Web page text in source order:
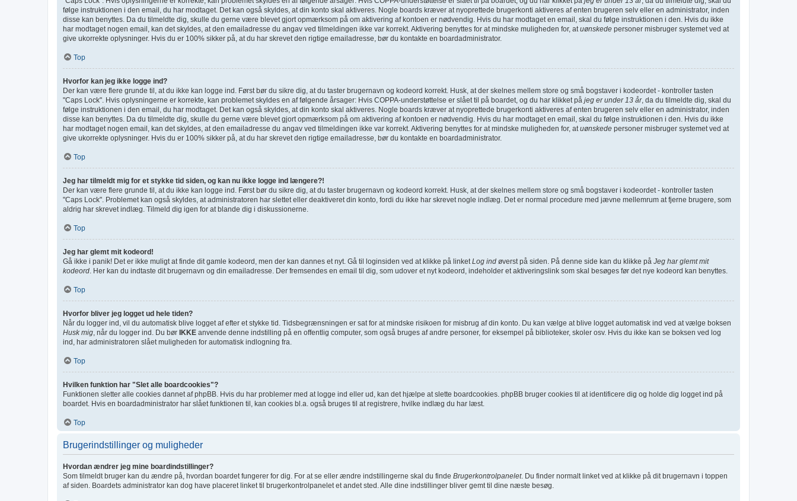
følge instruktionen i den email, du har modtaget. Det kan også skyldes, at din konto skal aktiveres. Nogle boards kræver at nyoprettede brugerkonti aktiveres af enten brugeren selv eller en administrator, inden
disse kan benyttes. Da du tilmeldte dig, skulle du gerne være blevet gjort opmærksom på om aktivering af kontoen er nødvendig. Hvis du har modtaget en email, skal du følge instruktionen i den. Hvis du ikke
har modtaget nogen email, kan det skyldes, at den emailadresse du angav ved tilmeldingen ikke var korrekt. Aktivering benyttes for at mindske muligheden for, at uønskede personer misbruger systemet ved at
give ukorrekte oplysninger. Hvis du er 100% sikker på, at du har skrevet den rigtige emailadresse, bør du kontakte en boardadministrator.
Top
Hvorfor kan jeg ikke logge ind?
Der kan være flere grunde til, at du ikke kan logge ind. Først bør du sikre dig, at du taster brugernavn og kodeord korrekt. Husk, at der skelnes mellem store og små bogstaver i kodeordet - kontroller tasten
"Caps Lock". Hvis oplysningerne er korrekte, kan problemet skyldes en af følgende årsager: Hvis COPPA-understøttelse er slået til på boardet, og du har klikket på jeg er under 13 år, da du tilmeldte dig, skal du
følge instruktionen i den email, du har modtaget. Det kan også skyldes, at din konto skal aktiveres. Nogle boards kræver at nyoprettede brugerkonti aktiveres af enten brugeren selv eller en administrator, inden
disse kan benyttes. Da du tilmeldte dig, skulle du gerne være blevet gjort opmærksom på om aktivering af kontoen er nødvendig. Hvis du har modtaget en email, skal du følge instruktionen i den. Hvis du ikke
har modtaget nogen email, kan det skyldes, at den emailadresse du angav ved tilmeldingen ikke var korrekt. Aktivering benyttes for at mindske muligheden for, at uønskede personer misbruger systemet ved at
give ukorrekte oplysninger. Hvis du er 100% sikker på, at du har skrevet den rigtige emailadresse, bør du kontakte en boardadministrator.
Top
Jeg har tilmeldt mig for et stykke tid siden, og kan nu ikke logge ind længere?!
Der kan være flere grunde til, at du ikke kan logge ind. Først bør du sikre dig, at du taster brugernavn og kodeord korrekt. Husk, at der skelnes mellem store og små bogstaver i kodeordet - kontroller tasten
"Caps Lock". Problemet kan også skyldes, at administratoren har slettet eller deaktiveret din konto, fordi du ikke har skrevet nogle indlæg. Det er normal procedure med jævne mellemrum at fjerne brugere, som
aldrig har skrevet indlæg. Tilmeld dig igen for at blande dig i diskussionerne.
Top
Jeg har glemt mit kodeord!
Gå ikke i panik! Det er ikke muligt at finde dit gamle kodeord, men der kan dannes et nyt. Gå til loginsiden ved at klikke på linket Log ind øverst på siden. På denne side kan du klikke på Jeg har glemt mit
kodeord . Her kan du indtaste dit brugernavn og din emailadresse. Der fremsendes en email til dig, som udover et nyt kodeord, indeholder et aktiveringslink som skal besøges før det nye kodeord kan benyttes.
Top
Hvorfor bliver jeg logget ud hele tiden?
Når du logger ind, vil du automatisk blive logget af efter et stykke tid. Tidsbegrænsningen er sat for at mindske risikoen for misbrug af din konto. Du kan vælge at blive logget automatisk ind ved at vælge boksen
Husk mig , når du logger ind. Du bør IKKE anvende denne indstilling på en offentlig computer, som også bruges af andre personer, for eksempel på biblioteker, skoler osv. Hvis du ikke kan se boksen ved log
ind, har administratoren slået muligheden for automatisk indlogning fra.
Top
Hvilken funktion har "Slet alle boardcookies"?
Funktionen sletter alle cookies dannet af phpBB. Hvis du har problemer med at logge ind eller ud, kan det hjælpe at slette boardcookies. phpBB bruger cookies til at identificere dig og holde dig logget ind på
boardet. Hvis en boardadministrator har slået funktionen til, kan cookies bl.a. også bruges til at registrere, hvilke indlæg du har læst.
Top
Brugerindstillinger og muligheder
Hvordan ændrer jeg mine boardindstillinger?
Som tilmeldt bruger kan du ændre på, hvordan boardet fungerer for dig. For at se eller ændre indstillingerne skal du finde Brugerkontrolpanelet. Du finder normalt linket ved at klikke på dit brugernavn i toppen
af siden. Boardets administrator kan dog have placeret linket til brugerkontrolpanelet et andet sted. Alle dine indstillinger bliver gemt til dine næste besøg.